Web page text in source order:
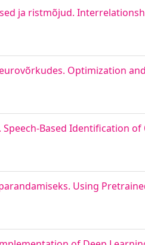
ja ristmõjud.
Optimization
Based Identification
Using